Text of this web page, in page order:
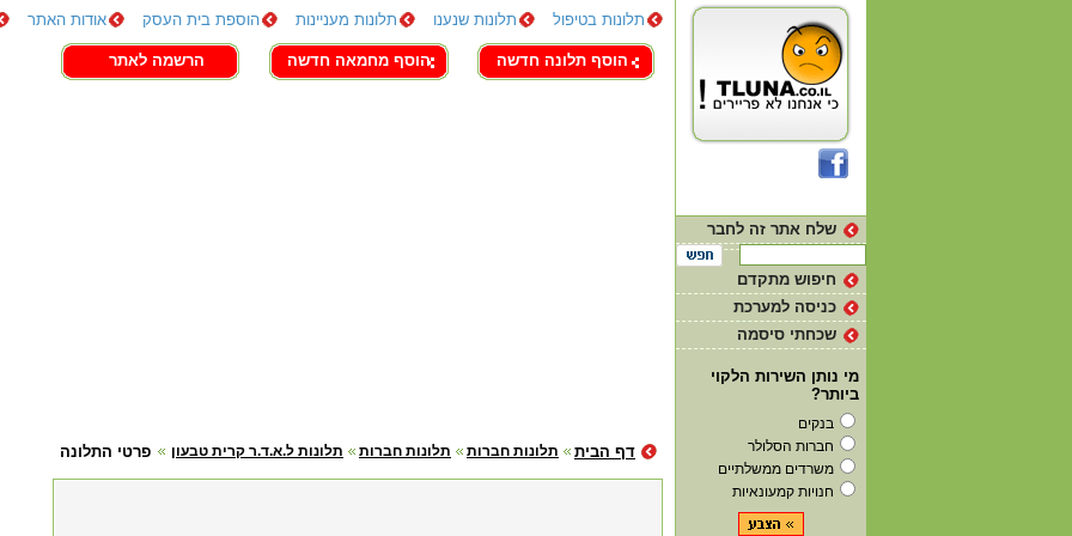
תלונות בטיפול תלונות שנענו תלונות מעניינות הוספת בית העסק אודות האתר
צור קשר
הוסף תלונה חדשה הוסף מחמאה חדשה הרשמה לאתר
פרטי התלונה תלונות ל.א.ד.ר קרית טבעון תלונות חברות תלונות חברות דף הבית
שלח אתר זה לחבר
חיפוש מתקדם
כניסה למערכת
שכחתי סיסמה
מי נותן השירות הלקוי
ביותר?
בנקים
חברות הסלולר
משרדים ממשלתיים
חנויות קמעונאיות